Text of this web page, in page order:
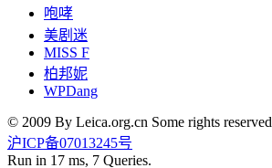
咆哮
美剧迷
MISS F
柏邦妮
WPDang
© 2009 By Leica.org.cn Some rights reserved
沪ICP备07013245号
Run in 17 ms, 7 Queries.